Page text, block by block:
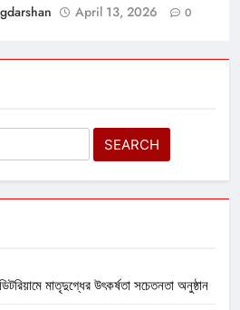
April 13, 2026 0
মাতৃদুগ্ধের উৎকর্ষতা সচেতনতা অনুষ্ঠান